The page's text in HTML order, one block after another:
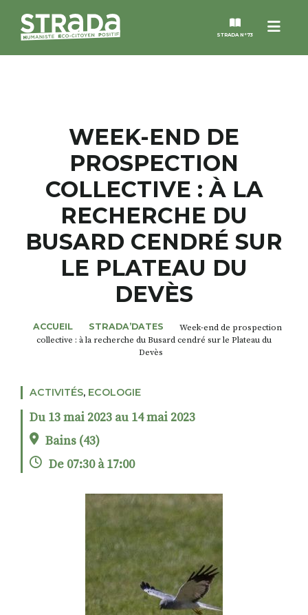
Menu
STRADA N°73
MAGAZINES
NOS THÈMES
STRADA’DATES
ALTER STRADA
WEEK-END DE
PROSPECTION
COLLECTIVE : À LA
RECHERCHE DU
BUSARD CENDRÉ SUR
LE PLATEAU DU
DEVÈS
ACCUEIL STRADA’DATES
Week-end de prospection
collective : à la recherche du Busard cendré sur le Plateau du
Devès
ACTIVITÉS, ECOLOGIE
Du 13 mai 2023 au 14 mai 2023
Bains (43)
De 07:30 à 17:00